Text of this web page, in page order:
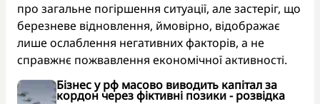
про загальне погіршення ситуації, але застеріг, що
березневе відновлення, ймовірно, відображає
лише ослаблення негативних факторів, а не
справжнє пожвавлення економічної активності.
Бізнес у рф масово виводить капітал за
кордон через фіктивні позики - розвідка